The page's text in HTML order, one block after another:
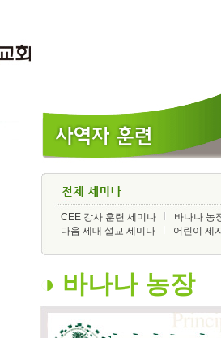
CEE 강사 훈련 세미나
바나나 농
다음 세대 설교 세미나
어린이 제
◑ 바나나 농장